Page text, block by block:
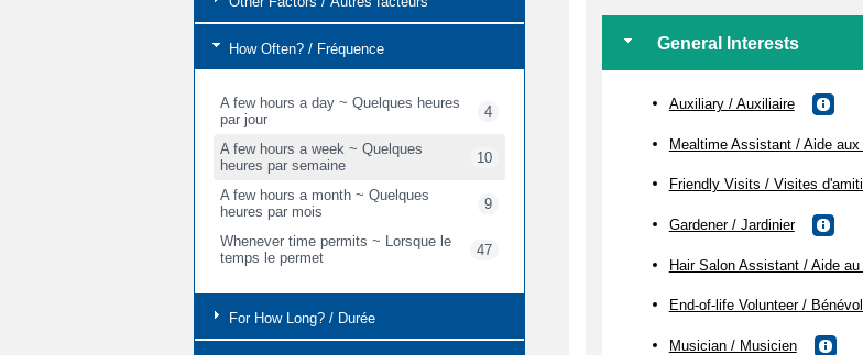
How Often? / Fréquence
A few hours a day ~ Quelques heures
par jour
4
A few hours a week ~ Quelques
heures par semaine
10
A few hours a month ~ Quelques
heures par mois
9
Whenever time permits ~ Lorsque le
temps le permet
47
For How Long? / Durée
General Interests
Auxiliary / Auxiliaire
Mealtime Assistant / Aide aux
Friendly Visits / Visites
Gardener / Jardinier
Hair Salon Assistant / Aide
End-of-life Volunteer /
Musician / Musicien